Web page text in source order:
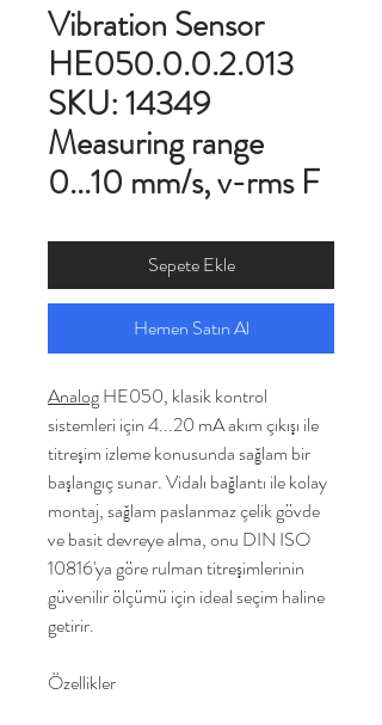
Vibration Sensor
HE050.0.0.2.013
SKU: 14349
Measuring range
0...10 mm/s, v-rms F
Sepete Ekle
Hemen Satın Al
AnalogHE050, klasik kontrol
sistemleri için 4...20 mA akım çıkışı ile
titreşim izleme konusunda sağlam bir
başlangıç sunar. Vidalı bağlantı ile kolay
montaj, sağlam paslanmaz çelik gövde
ve basit devreye alma, onu DIN ISO
10816'ya göre rulman titreşimlerinin
güvenilir ölçümü için ideal seçim haline
getirir.
Özellikler